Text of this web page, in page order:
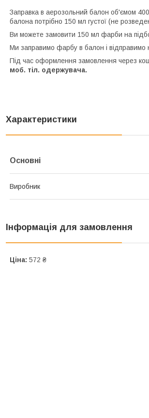
Заправка в аерозольний балон об'ємом
балона потрібно 150 мл густої (не
Ви можете замовити 150 мл фарби на
Ми заправимо фарбу в балон і
Під час оформлення замовлення через
моб. тіл. одержувача.
Характеристики
Основні
Виробник
Інформація для замовлення
Ціна: 572 ₴